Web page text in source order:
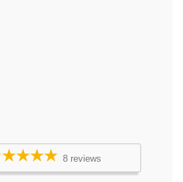
8 reviews